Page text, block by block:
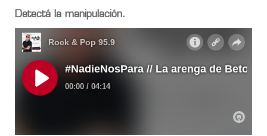
Detectá la manipulación.